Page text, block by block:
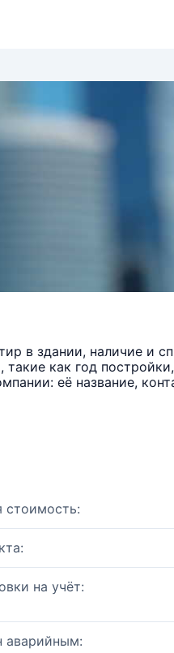
в здании, наличие и
как год
её название,
стоимость:
на учёт:
аварийным: